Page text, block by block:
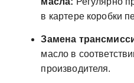
в картере коробки
Замена
масло в
производителя.